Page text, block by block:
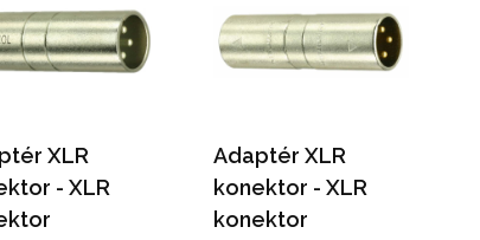
XLR
- XLR
Adaptér XLR
konektor - XLR
konektor